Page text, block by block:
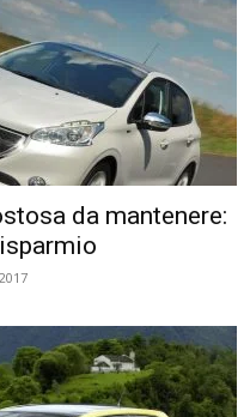
da mantenere: